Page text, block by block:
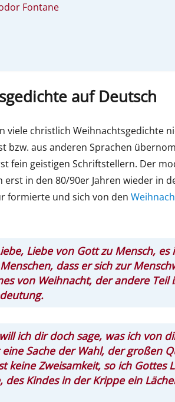
Fontane
auf Deutsch
viele christlich Weihnachtsgedichte
bzw. aus anderen Sprachen
fein geistigen Schriftstellern. Der
in den 80/90er Jahren wieder in
formierte und sich von den
Liebe von Gott zu Mensch, es
dass er sich zur
von Weihnacht, der andere Teil
ich dir doch sage, was ich von
Sache der Wahl, der großen
keine Zweisamkeit, so ich Gottes
Kindes in der Krippe ein